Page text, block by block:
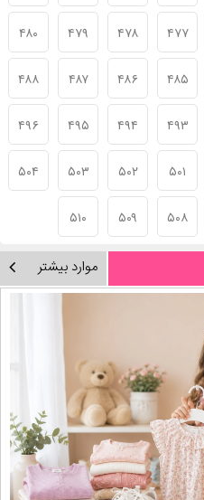
۴۷۷ ۴۷۸ ۴۷۹ ۴۸۰
۴۸۵ ۴۸۶ ۴۸۷ ۴۸۸
۴۹۳ ۴۹۴ ۴۹۵ ۴۹۶
۵۰۱ ۵۰۲ ۵۰۳ ۵۰۴
۵۰۸ ۵۰۹ ۵۱۰
موارد بیشتر